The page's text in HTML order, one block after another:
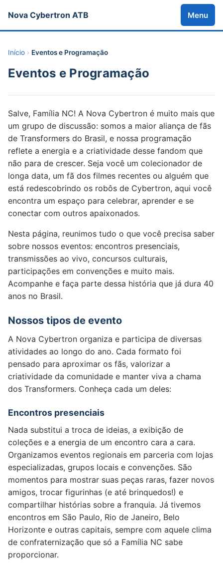
Nova Cybertron ATB Menu
Início › Eventos e Programação
Eventos e Programação
Salve, Família NC! A Nova Cybertron é muito mais que
um grupo de discussão: somos a maior aliança de fãs
de Transformers do Brasil, e nossa programação
reflete a energia e a criatividade desse fandom que
não para de crescer. Seja você um colecionador de
longa data, um fã dos filmes recentes ou alguém que
está redescobrindo os robôs de Cybertron, aqui você
encontra um espaço para celebrar, aprender e se
conectar com outros apaixonados.
Nesta página, reunimos tudo o que você precisa saber
sobre nossos eventos: encontros presenciais,
transmissões ao vivo, concursos culturais,
participações em convenções e muito mais.
Acompanhe e faça parte dessa história que já dura 40
anos no Brasil.
Nossos tipos de evento
A Nova Cybertron organiza e participa de diversas
atividades ao longo do ano. Cada formato foi
pensado para aproximar os fãs, valorizar a
criatividade da comunidade e manter viva a chama
dos Transformers. Conheça cada um deles:
Encontros presenciais
Nada substitui a troca de ideias, a exibição de
coleções e a energia de um encontro cara a cara.
Organizamos eventos regionais em parceria com lojas
especializadas, grupos locais e convenções. São
momentos para mostrar suas peças raras, fazer novos
amigos, trocar figurinhas (e até brinquedos!) e
compartilhar histórias sobre a franquia. Já tivemos
encontros em São Paulo, Rio de Janeiro, Belo
Horizonte e outras capitais, sempre com aquele clima
de confraternização que só a Família NC sabe
proporcionar.